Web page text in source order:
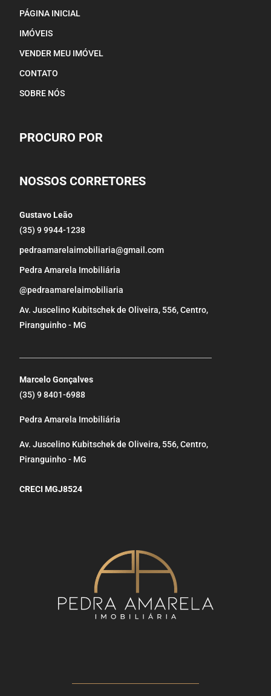
PÁGINA INICIAL
IMÓVEIS
VENDER MEU IMÓVEL
CONTATO
SOBRE NÓS
PROCURO POR
NOSSOS CORRETORES
Gustavo Leão
(35) 9 9944-1238
pedraamarelaimobiliaria@gmail.com
Pedra Amarela Imobiliária
@pedraamarelaimobiliaria
Av. Juscelino Kubitschek de Oliveira, 556, Centro,
Piranguinho - MG
Marcelo Gonçalves
(35) 9 8401-6988
Pedra Amarela Imobiliária
Av. Juscelino Kubitschek de Oliveira, 556, Centro,
Piranguinho - MG
CRECI MGJ8524